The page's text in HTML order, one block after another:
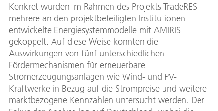
Konkret wurden im Rahmen des Projekts TradeRES
mehrere an den projektbeteiligten Institutionen
entwickelte Energiesystemmodelle mit AMIRIS
gekoppelt. Auf diese Weise konnten die
Auswirkungen von fünf unterschiedlichen
Fördermechanismen für erneuerbare
Stromerzeugungsanlagen wie Wind- und PV-
Kraftwerke in Bezug auf die Strompreise und weitere
marktbezogene Kennzahlen untersucht werden. Der